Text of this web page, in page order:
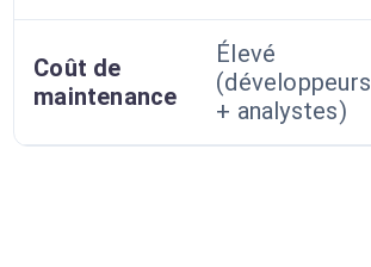
Coût de
maintenance
Élevé
(développeurs
+ analystes)